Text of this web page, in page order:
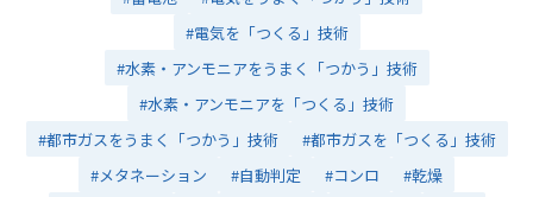
#電気を「つくる」技術
#水素・アンモニアをうまく「つかう」技術
#水素・アンモニアを「つくる」技術
#都市ガスをうまく「つかう」技術
#都市ガスを「つくる」技術
#メタネーション
#自動判定 #コンロ
#乾燥